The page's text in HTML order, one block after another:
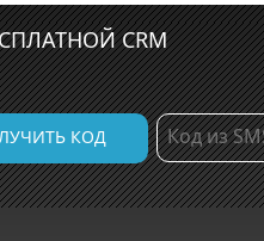
CRM